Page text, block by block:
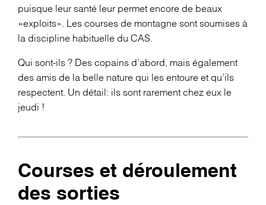
puisque leur santé leur permet encore de beaux
«exploits». Les courses de montagne sont soumises à
la discipline habituelle du CAS.
Qui sont-ils ? Des copains d’abord, mais également
des amis de la belle nature qui les entoure et qu’ils
respectent. Un détail: ils sont rarement chez eux le
jeudi !
Courses et déroulement
des sorties